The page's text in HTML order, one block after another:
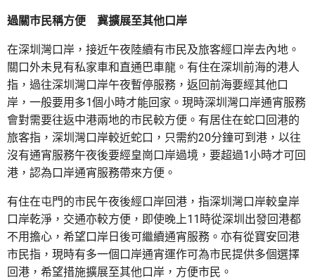
過關巿民稱方便 冀擴展至其他口岸
在深圳灣口岸，接近午夜陸續有市民及旅客經口岸去內地。
關口外未見有私家車和直通巴車龍。有住在深圳前海的港人
指，過往深圳灣口岸午夜暫停服務，返回前海要經其他口
岸，一般要用多1個小時才能回家。現時深圳灣口岸通宵服務
會對需要往返中港兩地的市民較方便。有居住在蛇口回港的
旅客指，深圳灣口岸較近蛇口，只需約20分鐘可到港，以往
沒有通宵服務午夜後要經皇崗口岸過境，要超過1小時才可回
港，認為口岸通宵服務帶來方便。
有住在屯門的市民午夜後經口岸回港，指深圳灣口岸較皇岸
口岸乾淨，交通亦較方便，即使晚上11時從深圳出發回港都
不用擔心，希望口岸日後可繼續通宵服務。亦有從寶安回港
市民指，現時有多一個口岸通宵運作可為市民提供多個選擇
回港，希望措施擴展至其他口岸，方便市民。